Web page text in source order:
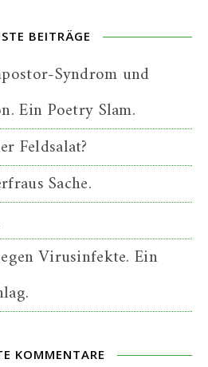
BEITRÄGE
Syndrom und
Ein Poetry Slam.
Feldsalat?
Sache.
Virusinfekte. Ein
KOMMENTARE